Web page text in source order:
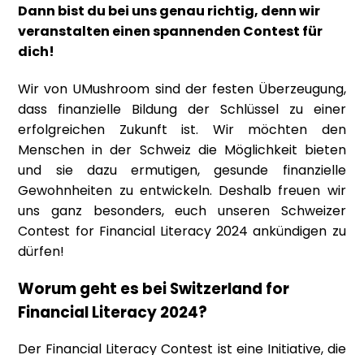
Dann bist du bei uns genau richtig, denn wir
veranstalten einen spannenden Contest für
dich!
Wir von UMushroom sind der festen Überzeugung,
dass finanzielle Bildung der Schlüssel zu einer
erfolgreichen Zukunft ist. Wir möchten den
Menschen in der Schweiz die Möglichkeit bieten
und sie dazu ermutigen, gesunde finanzielle
Gewohnheiten zu entwickeln. Deshalb freuen wir
uns ganz besonders, euch unseren Schweizer
Contest for Financial Literacy 2024 ankündigen zu
dürfen!
Worum geht es bei Switzerland for
Financial Literacy 2024?
Der Financial Literacy Contest ist eine Initiative, die